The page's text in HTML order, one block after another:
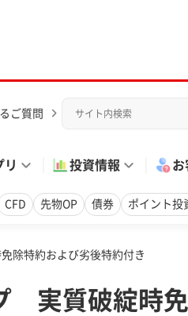
ご質問
リ 投資情報 お
CFD 先物OP 債券 ポイント投
除特約および劣後特約付き
実質破綻時